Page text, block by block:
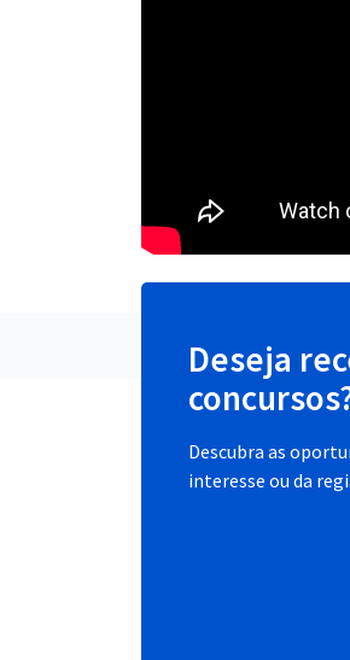
Deseja
Descubra as
interesse ou da